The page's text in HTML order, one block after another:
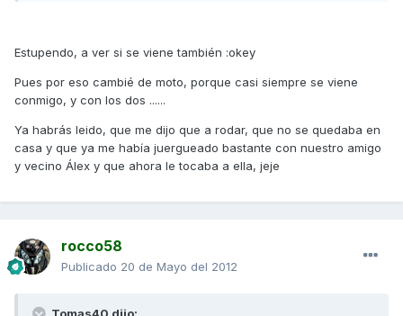
Estupendo, a ver si se viene también :okey
Pues por eso cambié de moto, porque casi siempre se viene
conmigo, y con los dos ......
Ya habrás leido, que me dijo que a rodar, que no se quedaba en
casa y que ya me había juergueado bastante con nuestro amigo
y vecino Álex y que ahora le tocaba a ella, jeje
rocco58
Publicado 20 de Mayo del 2012